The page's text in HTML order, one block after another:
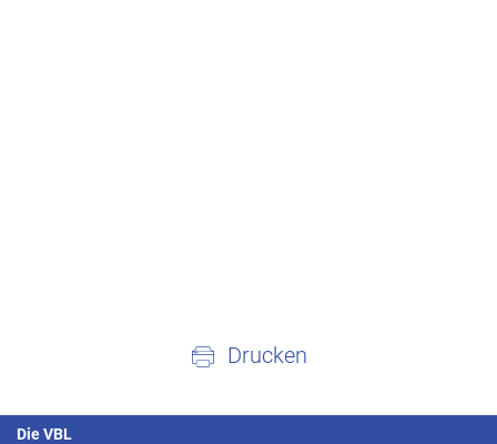
Drucken
Die VBL